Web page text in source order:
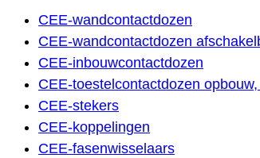
CEE-wandcontactdozen
CEE-wandcontactdozen
CEE-inbouwcontactdozen
CEE-toestelcontactdozen
CEE-stekers
CEE-koppelingen
CEE-fasenwisselaars